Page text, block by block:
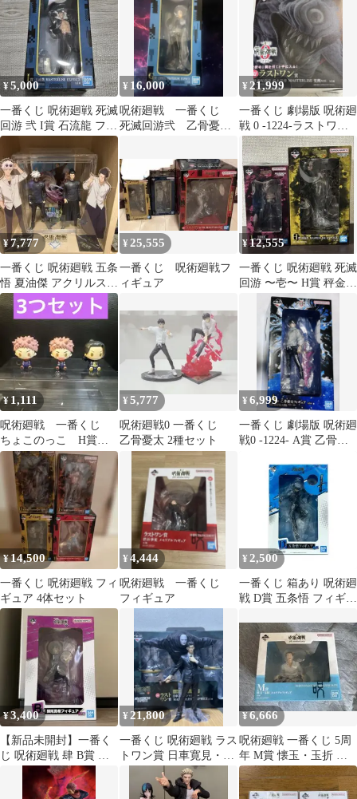
¥5,000
一番くじ 呪術廻戦 死滅
回游 弐 I賞 石流龍 フィ
ギュア
¥ 16,000
呪術廻戦 一番くじ
死滅回游弐 乙骨憂
¥ 21,999
一番くじ 劇場版 呪術廻
戦 0 -1224-ラストワン
賞 祈本里香 フィギュア
¥7,777
一番くじ 呪術廻戦 五条
悟 夏油傑 アクリルスタ
ンド フィギュア
¥ 25,555
一番くじ 呪術廻戦フ
ィギュア
¥12,555
一番くじ 呪術廻戦 死滅
回游 〜壱〜 H賞 秤金
次・I賞 星綺羅羅 フィ
ギュア
¥ 1,111
呪術廻戦 一番くじ
ちょこのっこ H賞 I
賞 虎杖悠仁 夏油
傑 K賞 フィギュア
¥5,777
呪術廻戦0 一番くじ
乙骨憂太 2種セット
¥6,999
一番くじ 劇場版 呪術廻
戦0 -1224- A賞 乙骨憂
¥14,500
一番くじ 呪術廻戦 フィ
ギュア 4体セット
¥4,444
呪術廻戦 一番くじ
フィギュア
¥ 2,500
一番くじ 箱あり 呪術廻
戦 D賞 五条悟 フィギュ
¥3,400
【新品未開封】一番く
じ 呪術廻戦 肆 B賞 禪
院真希 フィギュア
¥ 21,800
一番くじ 呪術廻戦 ラス
トワン賞 日車寛見・ジ
ャッジマン フィギュア
¥6,666
呪術廻戦 一番くじ 5周
年 M賞 懐玉・玉折 メ
モリアルフィギュア五
条悟 夏油傑